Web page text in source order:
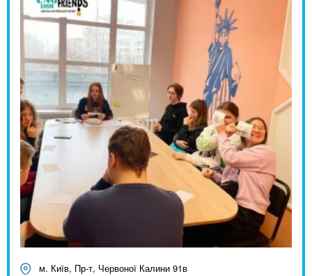
м. Київ, Пр-т, Червоної Калини 91в